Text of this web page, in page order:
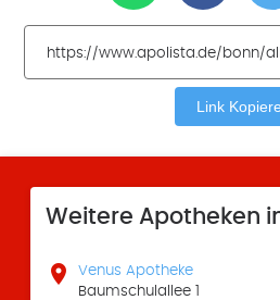
Link
Weitere Apotheken

Venus Apotheke
Baumschulallee 1